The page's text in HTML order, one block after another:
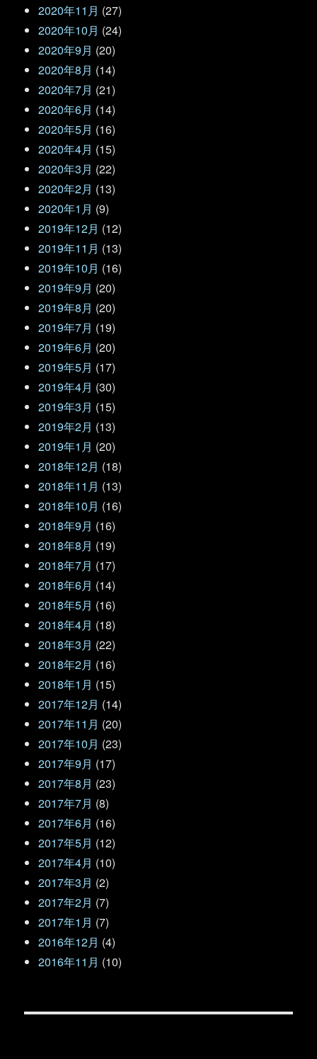
2020年11月 (27)
2020年10月 (24)
2020年9月 (20)
2020年8月 (14)
2020年7月 (21)
2020年6月 (14)
2020年5月 (16)
2020年4月 (15)
2020年3月 (22)
2020年2月 (13)
2020年1月 (9)
2019年12月 (12)
2019年11月 (13)
2019年10月 (16)
2019年9月 (20)
2019年8月 (20)
2019年7月 (19)
2019年6月 (20)
2019年5月 (17)
2019年4月 (30)
2019年3月 (15)
2019年2月 (13)
2019年1月 (20)
2018年12月 (18)
2018年11月 (13)
2018年10月 (16)
2018年9月 (16)
2018年8月 (19)
2018年7月 (17)
2018年6月 (14)
2018年5月 (16)
2018年4月 (18)
2018年3月 (22)
2018年2月 (16)
2018年1月 (15)
2017年12月 (14)
2017年11月 (20)
2017年10月 (23)
2017年9月 (17)
2017年8月 (23)
2017年7月 (8)
2017年6月 (16)
2017年5月 (12)
2017年4月 (10)
2017年3月 (2)
2017年2月 (7)
2017年1月 (7)
2016年12月 (4)
2016年11月 (10)